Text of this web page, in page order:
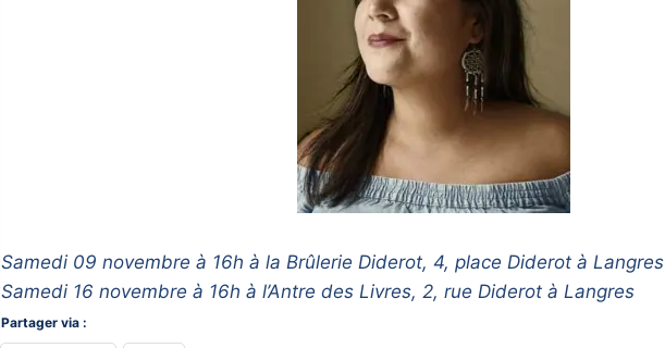
Samedi 09 novembre à 16h à la Brûlerie Diderot, 4, place Diderot à Langres
Samedi 16 novembre à 16h à l’Antre des Livres, 2, rue Diderot à Langres
Partager via :